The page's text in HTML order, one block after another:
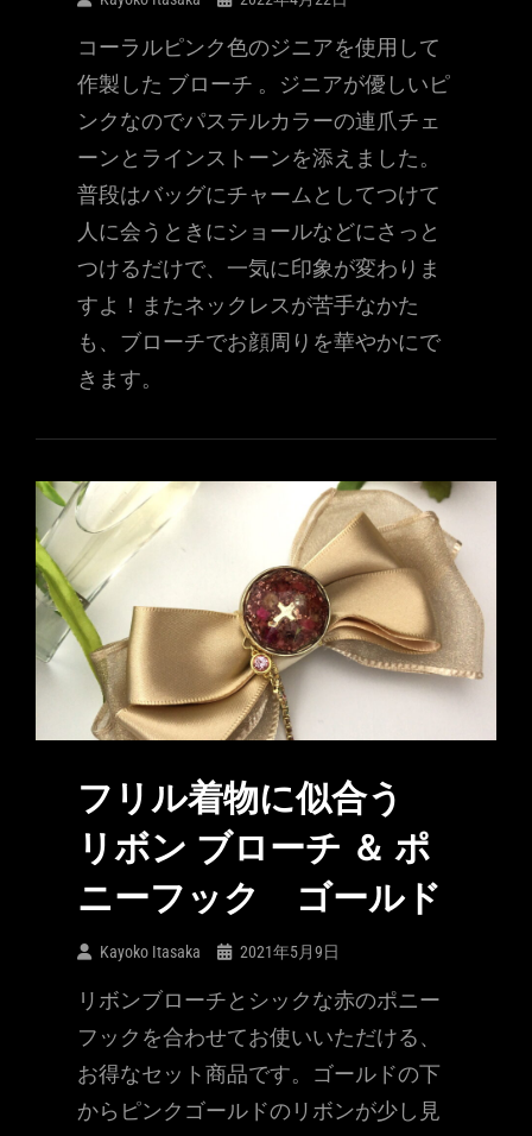
コーラルピンク色のジニアを使用して
作製した ブローチ 。ジニアが優しいピ
ンクなのでパステルカラーの連爪チェ
ーンとラインストーンを添えました。
普段はバッグにチャームとしてつけて
人に会うときにショールなどにさっと
つけるだけで、一気に印象が変わりま
すよ！またネックレスが苦手なかた
も、ブローチでお顔周りを華やかにで
きます。
フリル着物に似合う
リボン ブローチ ＆ ポ
ニーフック ゴールド
Kayoko Itasaka 2021年5月9日
リボンブローチとシックな赤のポニー
フックを合わせてお使いいただける、
お得なセット商品です。ゴールドの下
からピンクゴールドのリボンが少し見